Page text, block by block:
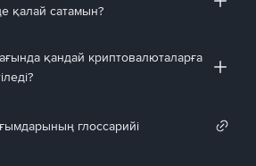
қалай сатамын?
қандай криптовалюталарға
глоссарийі